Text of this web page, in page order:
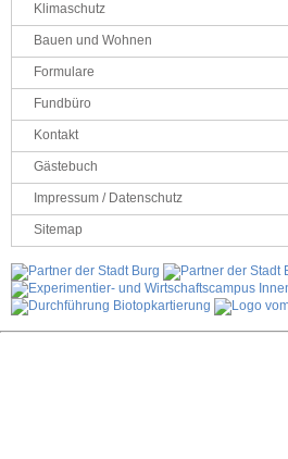
Klimaschutz
Bauen und Wohnen
Formulare
Fundbüro
Kontakt
Gästebuch
Impressum / Datenschutz
Sitemap